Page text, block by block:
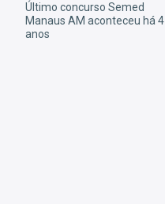
Último concurso Semed
Manaus AM aconteceu há 4
anos